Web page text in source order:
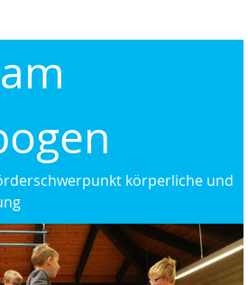
körperliche und